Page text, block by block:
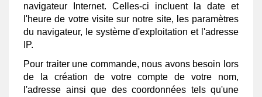
navigateur Internet. Celles-ci incluent la date et
l'heure de votre visite sur notre site, les paramètres
du navigateur, le système d'exploitation et l'adresse
IP.
Pour traiter une commande, nous avons besoin lors
de la création de votre compte de votre nom,
l'adresse ainsi que des coordonnées tels qu'une